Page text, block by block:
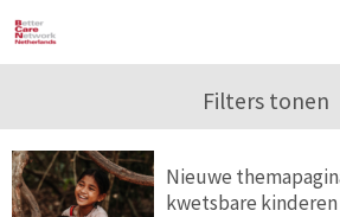
Werken met
Home Agenda
Filters tonen
Nieuwe
kwetsbare